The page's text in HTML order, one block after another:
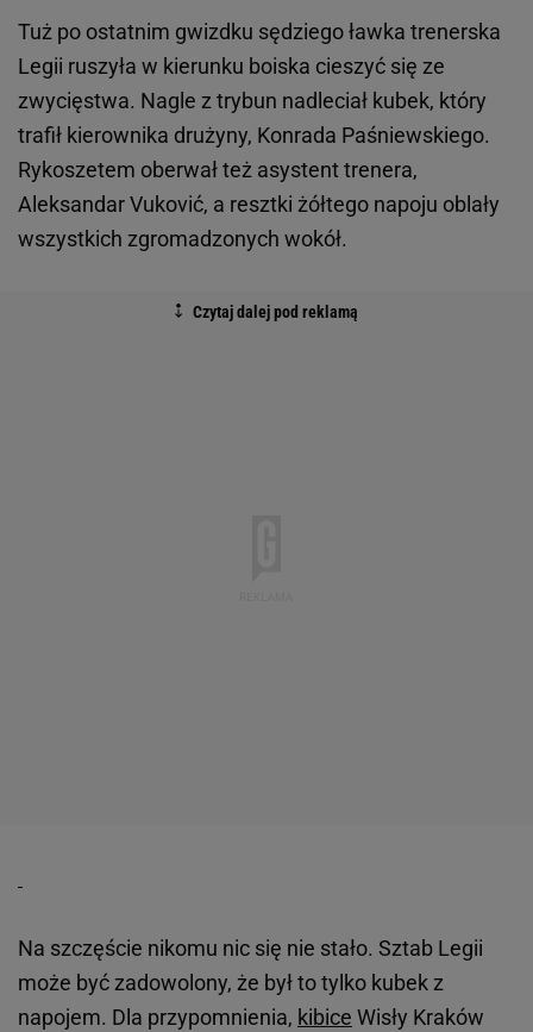
Tuż po ostatnim gwizdku sędziego ławka trenerska
Legii ruszyła w kierunku boiska cieszyć się ze
zwycięstwa. Nagle z trybun nadleciał kubek, który
trafił kierownika drużyny, Konrada Paśniewskiego.
Rykoszetem oberwał też asystent trenera,
Aleksandar Vuković, a resztki żółtego napoju oblały
wszystkich zgromadzonych wokół.
Na szczęście nikomu nic się nie stało. Sztab Legii
może być zadowolony, że był to tylko kubek z
napojem. Dla przypomnienia, kibice Wisły Kraków